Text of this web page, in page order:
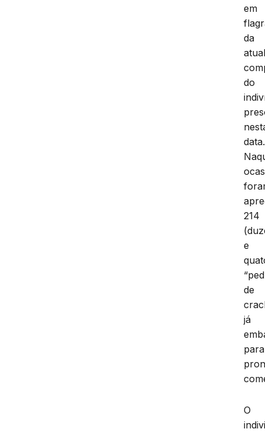
em
da
do
data.
214
e
de
já
para
O